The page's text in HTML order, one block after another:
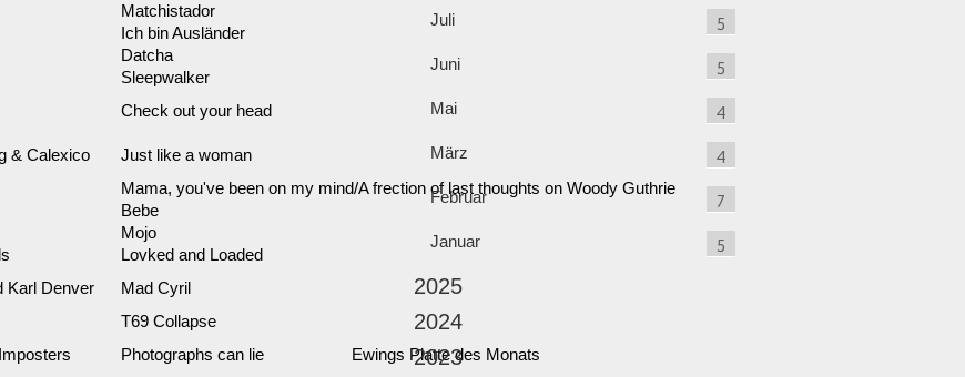
Matchistador
Ich bin Ausländer
Datcha
Sleepwalker
Check out your head
& Calexico
Just like a woman
Mama, you've been on my mind/A frection of last thoughts on Woody Guthrie
Bebe
Mojo
Lovked and Loaded
Karl Denver
Mad Cyril
T69 Collapse
Photographs can lie
Ewings Platte des Monats
Juli 5
Juni 5
Mai 4
März 4
Februar 7
Januar 5
2025
2024
2023